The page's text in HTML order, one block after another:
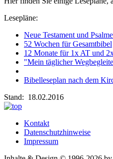
Lesepläne:
Neue Testament und
52 Wochen für Gesamtbibel
12 Monate für 1x AT und
"Mein täglicher
Bibelleseplan nach dem
Stand: 18.02.2016
Kontakt
Datenschutzhinweise
Impressum